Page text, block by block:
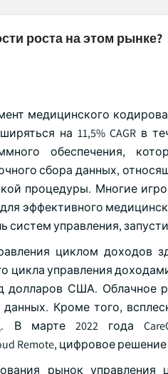
роста на этом рынке?
медицинского
на 11,5% CAGR в
обеспечения,
сбора данных,
процедуры. Многие
эффективного
систем управления,
циклом доходов
цикла управления
долларов США. Облачное
Кроме того,
марте 2022 года
Remote, цифровое
рынок